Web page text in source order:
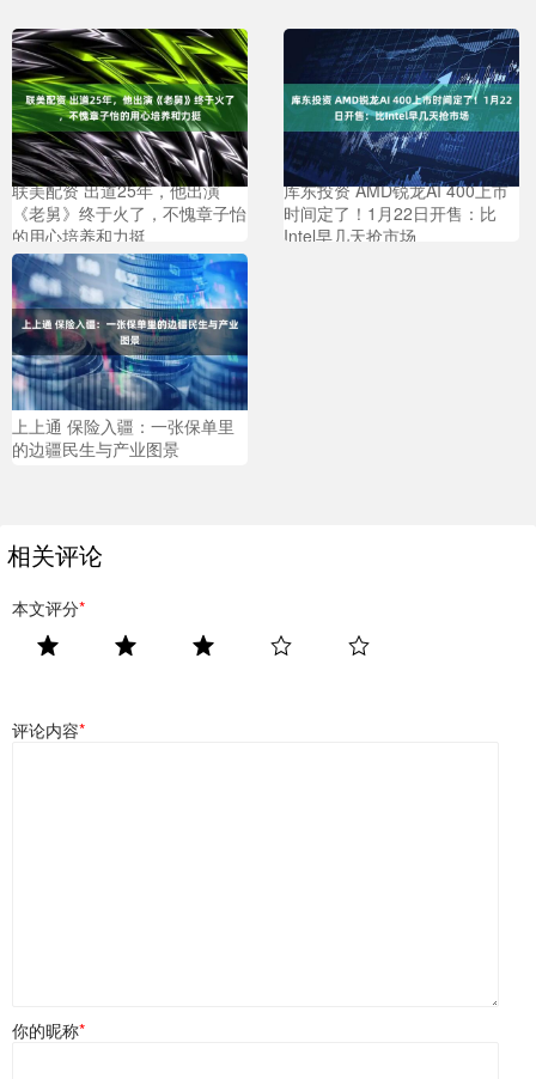
联美配资 出道25年，他出演
《老舅》终于火了，不愧章子怡
的用心培养和力挺
库东投资 AMD锐龙AI 400上市
时间定了！1月22日开售：比
Intel早几天抢市场
上上通 保险入疆：一张保单里
的边疆民生与产业图景
相关评论
本文评分*
评论内容*
你的昵称*